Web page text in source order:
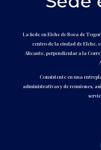
La Sede en Elche de Roca de
centro de la ciudad de Elche,
Alicante, perpendicular a la
Consistente en una
administrativas y de reuniones,